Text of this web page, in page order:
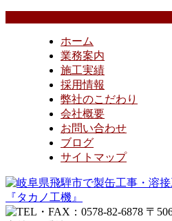
ホーム
業務案内
施工実績
採用情報
弊社のこだわり
会社概要
お問い合わせ
ブログ
サイトマップ